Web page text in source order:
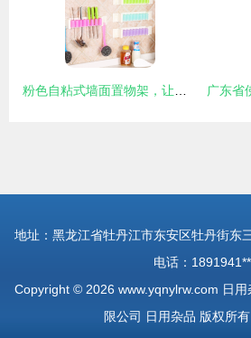
地址：黑龙江省牡丹江市东安区牡丹街东
电话：1891941**
Copyright © 2026 www.yqnylrw.com 日用
限公司 日用杂品 版权所有